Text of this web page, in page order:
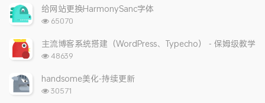
次
数:
给网站更换HarmonySanc字体
浏
次
数:
65070
主流博客系统搭建（WordPress、Typecho） - 保姆级教学
浏
次
数:
48639
handsome美化-持续更新
浏
30571